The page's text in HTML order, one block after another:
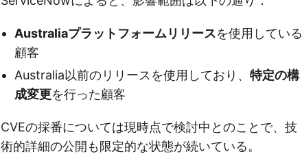
Australiaプラットフォームリリースを使用している
顧客
Australia以前のリリースを使用しており、 特定の構
成変更を行った顧客
CVEの採番については現時点で検討中とのことで、技
術的詳細の公開も限定的な状態が続いている。